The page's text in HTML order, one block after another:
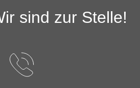
sind zur Stelle!